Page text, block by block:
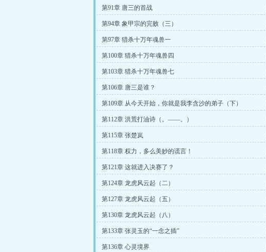
第91章 唐三的首战
第94章 象甲宗的完败（三）
第97章 猎杀十万年魂兽一
第100章 猎杀十万年魂兽四
第103章 猎杀十万年魂兽七
第106章 唐三是谁？
第109章 从今天开始，你就是我李含沙的弟子（下）
第112章 洪荒打油诗（。——。）
第115章 张楚岚
第118章 权力，多么美妙的谎言！
第121章 这就进入决赛了？
第124章 龙虎风云起（二）
第127章 龙虎风云起（五）
第130章 龙虎风云起（八）
第133章 张灵玉的“一念之插”
第136章 心灵境界